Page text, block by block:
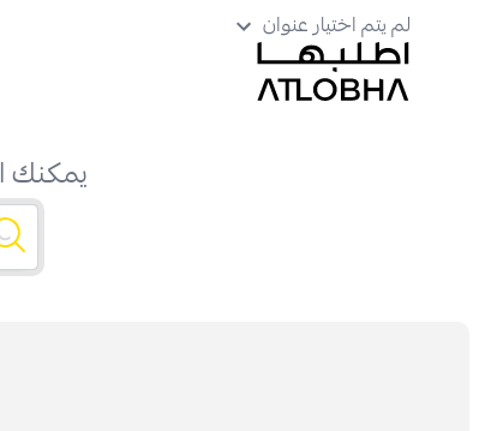
لم يتم اختيار عنوان
يمكنك